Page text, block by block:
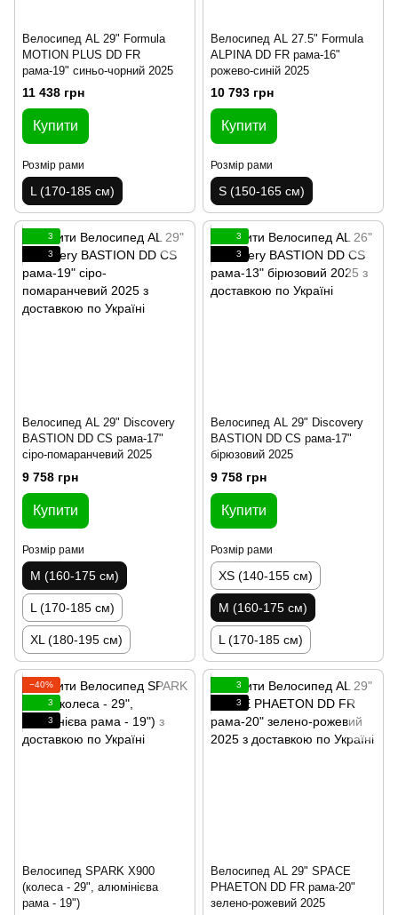
Велосипед AL 29" Formula
MOTION PLUS DD FR
рама-19" синьо-чорний 2025
11 438 грн
Купити
Розмір рами
L (170-185 см)
Велосипед AL 27.5" Formula
ALPINA DD FR рама-16"
рожево-синій 2025
10 793 грн
Купити
Розмір рами
S (150-165 см)
3
3
Велосипед AL 29" Discovery
BASTION DD CS рама-17"
сіро-помаранчевий 2025
9 758 грн
Купити
Розмір рами
M (160-175 см)
L (170-185 см)
XL (180-195 см)
3
3
Велосипед AL 29" Discovery
BASTION DD CS рама-17"
бірюзовий 2025
9 758 грн
Купити
Розмір рами
XS (140-155 см)
M (160-175 см)
L (170-185 см)
−40%
3
3
Велосипед SPARK X900
(колеса - 29", алюмінієва
рама - 19")
3
3
Велосипед AL 29" SPACE
PHAETON DD FR рама-20"
зелено-рожевий 2025